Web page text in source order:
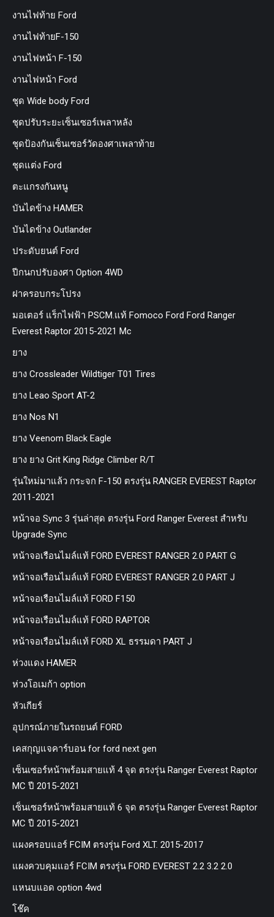
งานไฟท้าย Ford
งานไฟท้ายF-150
งานไฟหน้า F-150
งานไฟหน้า Ford
ชุด Wide body Ford
ชุดปรับระยะเซ็นเซอร์เพลาหลัง
ชุดป้องกันเซ็นเซอร์วัดองศาเพลาท้าย
ชุดแต่ง Ford
ตะแกรงกันหนู
บันไดข้าง HAMER
บันไดข้าง Outlander
ประดับยนต์ Ford
ปีกนกปรับองศา Option 4WD
ฝาครอบกระโปรง
มอเตอร์ แร็กไฟฟ้า PSCM.แท้ Fomoco Ford Ford Ranger
Everest Raptor 2015-2021 Mc
ยาง
ยาง Crossleader Wildtiger T01 Tires
ยาง Leao Sport AT-2
ยาง Nos N1
ยาง Veenom Black Eagle
ยาง ยาง Grit King Ridge Climber R/T
รุ่นใหม่มาแล้ว กระจก F-150 ตรงรุ่น RANGER EVEREST Raptor
2011-2021
หน้าจอ Sync 3 รุ่นล่าสุด ตรงรุ่น Ford Ranger Everest สำหรับ
Upgrade Sync
หน้าจอเรือนไมล์แท้ FORD EVEREST RANGER 2.0 PART G
หน้าจอเรือนไมล์แท้ FORD EVEREST RANGER 2.0 PART J
หน้าจอเรือนไมล์แท้ FORD F150
หน้าจอเรือนไมล์แท้ FORD RAPTOR
หน้าจอเรือนไมล์แท้ FORD XL ธรรมดา PART J
ห่วงแดง HAMER
ห่วงโอเมก้า option
หัวเกียร์
อุปกรณ์ภายในรถยนต์ FORD
เคสกุญแจคาร์บอน for ford next gen
เซ็นเซอร์หน้าพร้อมสายแท้ 4 จุด ตรงรุ่น Ranger Everest Raptor
MC ปี 2015-2021
เซ็นเซอร์หน้าพร้อมสายแท้ 6 จุด ตรงรุ่น Ranger Everest Raptor
MC ปี 2015-2021
แผงครอบแอร์ FCIM ตรงรุ่น Ford XLT. 2015-2017
แผงควบคุมแอร์ FCIM ตรงรุ่น FORD EVEREST 2.2 3.2 2.0
แหนบแอด option 4wd
โช๊ค